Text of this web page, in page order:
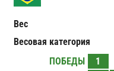
Вес
Весовая категория
ПОБЕДЫ
1